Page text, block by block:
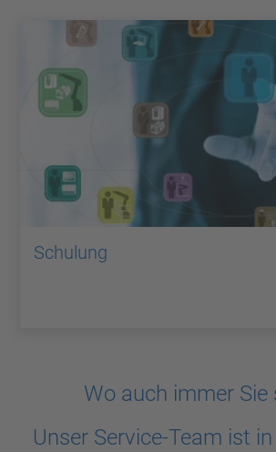
Schulung
Wo auch immer Sie
Unser Service-Team ist